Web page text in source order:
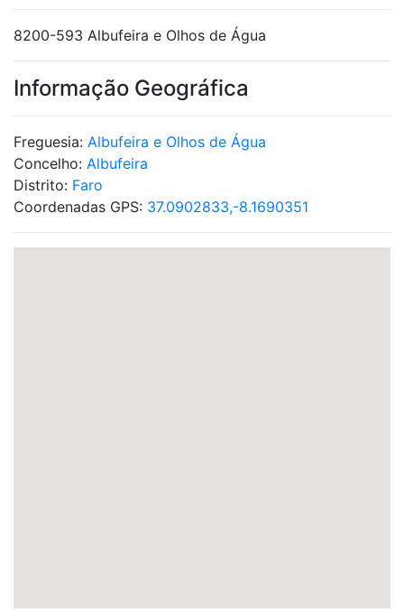
8200-593 Albufeira e Olhos de Água
Informação Geográfica
Freguesia: Albufeira e Olhos de Água
Concelho: Albufeira
Distrito: Faro
Coordenadas GPS: 37.0902833,-8.1690351